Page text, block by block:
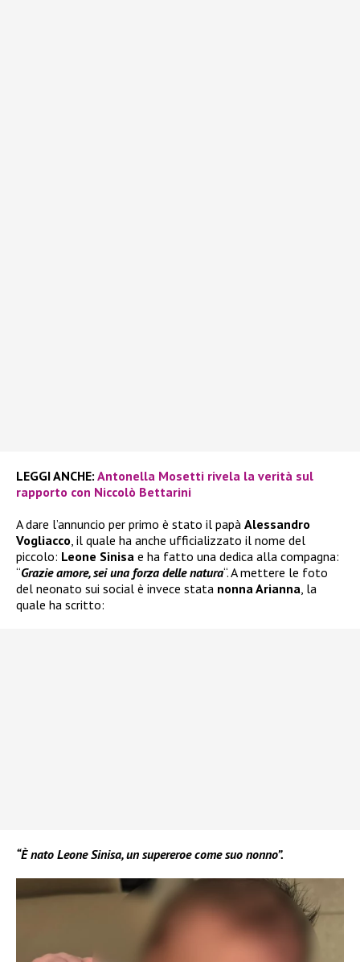
LEGGI ANCHE: Antonella Mosetti rivela la verità sul
rapporto con Niccolò Bettarini
A dare l’annuncio per primo è stato il papà Alessandro
Vogliacco, il quale ha anche ufficializzato il nome del
piccolo: Leone Sinisa e ha fatto una dedica alla compagna:
“Grazie amore, sei una forza delle natura“. A mettere le foto
del neonato sui social è invece stata nonna Arianna, la
quale ha scritto:
“È nato Leone Sinisa, un supereroe come suo nonno”.